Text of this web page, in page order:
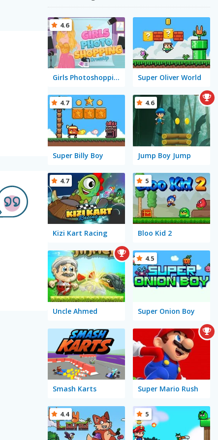
Girls Photoshopping Dressup
4.6
Super Oliver World
Super Billy Boy
4.7
Jump Boy Jump
4.6
Kizi Kart Racing
4.7
Bloo Kid 2
5
Uncle Ahmed Super Onion Boy
4.5
Smash Karts Super Mario Rush
4.4 5